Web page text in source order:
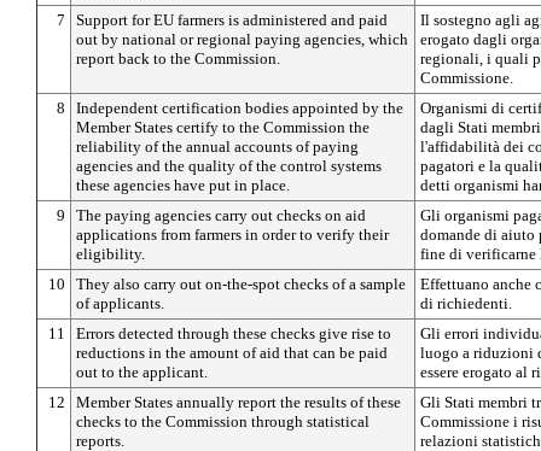
7
Support for EU farmers is administered and paid
out by national or regional paying agencies, which
report back to the Commission.
Il sostegno agli
erogato dagli
regionali, i quali
Commissione.
8
Independent certification bodies appointed by the
Member States certify to the Commission the
reliability of the annual accounts of paying
agencies and the quality of the control systems
these agencies have put in place.
Organismi di
dagli Stati
l'affidabilità dei
pagatori e la
detti organismi
9
The paying agencies carry out checks on aid
applications from farmers in order to verify their
eligibility.
Gli organismi
domande di aiuto
fine di
10
They also carry out on-the-spot checks of a sample
of applicants.
Effettuano anche
di richiedenti.
11
Errors detected through these checks give rise to
reductions in the amount of aid that can be paid
out to the applicant.
Gli errori
luogo a riduzioni
essere erogato al
12
Member States annually report the results of these
checks to the Commission through statistical
reports.
Gli Stati membri
Commissione i
relazioni